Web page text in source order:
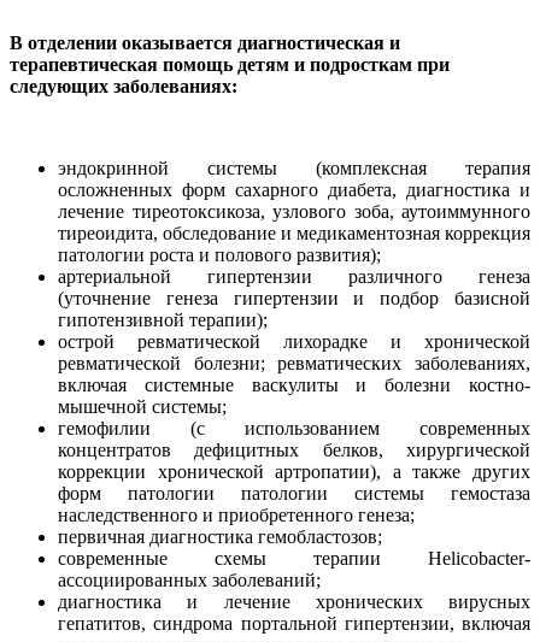
В отделении оказывается диагностическая и
терапевтическая помощь детям и подросткам при
следующих заболеваниях:
эндокринной системы (комплексная терапия
осложненных форм сахарного диабета, диагностика и
лечение тиреотоксикоза, узлового зоба, аутоиммунного
тиреоидита, обследование и медикаментозная коррекция
патологии роста и полового развития);
артериальной гипертензии различного генеза
(уточнение генеза гипертензии и подбор базисной
гипотензивной терапии);
острой ревматической лихорадке и хронической
ревматической болезни; ревматических заболеваниях,
включая системные васкулиты и болезни костно-
мышечной системы;
гемофилии (с использованием современных
концентратов дефицитных белков, хирургической
коррекции хронической артропатии), а также других
форм патологии патологии системы гемостаза
наследственного и приобретенного генеза;
первичная диагностика гемобластозов;
современные схемы терапии Helicobacter-
ассоциированных заболеваний;
диагностика и лечение хронических вирусных
гепатитов, синдрома портальной гипертензии, включая